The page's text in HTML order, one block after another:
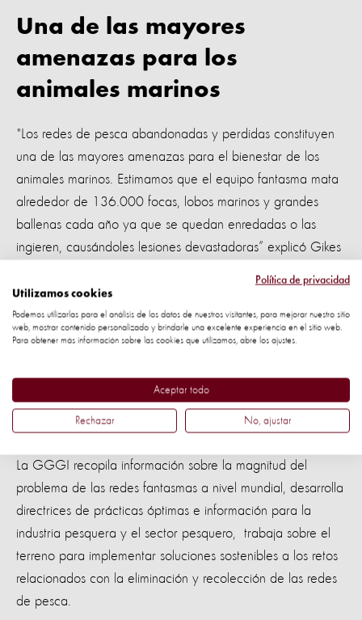
Una de las mayores
amenazas para los
animales marinos
"Los redes de pesca abandonadas y perdidas constituyen
una de las mayores amenazas para el bienestar de los
animales marinos. Estimamos que el equipo fantasma mata
alrededor de 136.000 focas, lobos marinos y grandes
ballenas cada año ya que se quedan enredadas o las
ingieren, causándoles lesiones devastadoras” explicó Gikes
Es necesaria una acción preventiva urgente.
Trabajando juntos para
Estamos llamando a más organizaciones para apoyar a la
La GGGI recopila información sobre la magnitud del
problema de las redes fantasmas a nivel mundial, desarrolla
directrices de prácticas óptimas e información para la
industria pesquera y el sector pesquero, trabaja sobre el
terreno para implementar soluciones sostenibles a los retos
relacionados con la eliminación y recolección de las redes
de pesca.
Política de privacidad
Utilizamos cookies
Podemos utilizarlas para el análisis de los datos de nuestros visitantes, para mejorar nuestro sitio
web, mostrar contenido personalizado y brindarle una excelente experiencia en el sitio web.
Para obtener más información sobre las cookies que utilizamos, abre los ajustes.
Aceptar todo
Rechazar No, ajustar